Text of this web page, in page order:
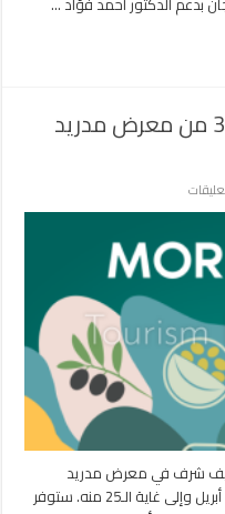
المغرب ضيف شرف الدورة 37 من معرض مدريد
المغرب
شرف
الدورة
من
معرض
مدريد
للذواقة
مغلقة
شرف في معرض مدريد
للذواقة وذلك خلال الفترة الممتدة من 22 أبريل وإلى غاية الـ25 منه. ستوفر